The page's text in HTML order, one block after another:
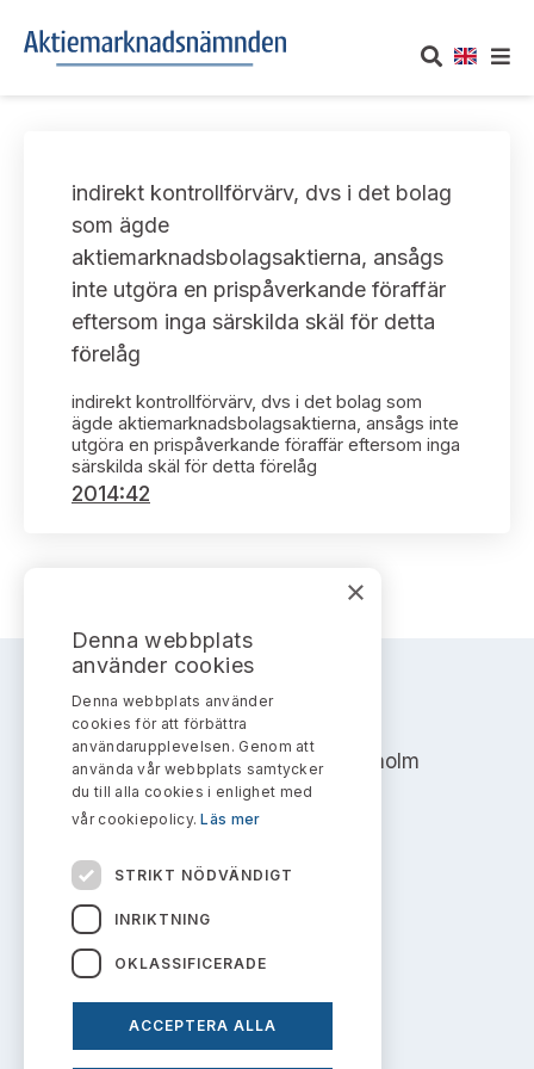
Om oss
Vårt uppdrag
Informationsgivning
Stadgar
Arbetsordning
Publikationer och anföranden
UTTALANDEN
Om nämndens uttalanden
Framställningar och konsultation
Uttalanden sorterade efter publiceringsdatum
Samtliga uttalanden sorterade årsvis
Avgifter
Prenumerera
TAKEOVER-REGLER
Takeover-regler för reglerade marknader och vissa
handelsplattformar
AKTUELLT
Nyheter och pressmeddelanden
Prenumerera
KONTAKT
Kontakt angående ansökningar och uttalanden
indirekt kontrollförvärv, dvs i det bolag
som ägde
aktiemarknadsbolagsaktierna, ansågs
inte utgöra en prispåverkande föraffär
eftersom inga särskilda skäl för detta
förelåg
indirekt kontrollförvärv, dvs i det bolag som
ägde aktiemarknadsbolagsaktierna, ansågs inte
utgöra en prispåverkande föraffär eftersom inga
särskilda skäl för detta förelåg
2014:42
AKTIEMARKNADSNÄMNDEN
Address: Box 7354, 103 90 Stockholm
info@aktiemarknadsnamnden.se
Om innehållet
Om webbplatsen
×
Denna webbplats
använder cookies
Denna webbplats använder
cookies för att förbättra
användarupplevelsen. Genom att
använda vår webbplats samtycker
du till alla cookies i enlighet med
vår cookiepolicy.Läs mer
STRIKT NÖDVÄNDIGT
INRIKTNING
OKLASSIFICERADE
ACCEPTERA ALLA